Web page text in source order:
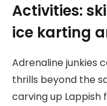
Activities:
ice karting
Adrenaline junkies
thrills beyond the
carving up Lappish